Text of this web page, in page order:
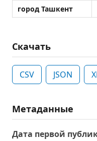
город Ташкент
Скачать
CSV JSON
Метаданные
Дата первой